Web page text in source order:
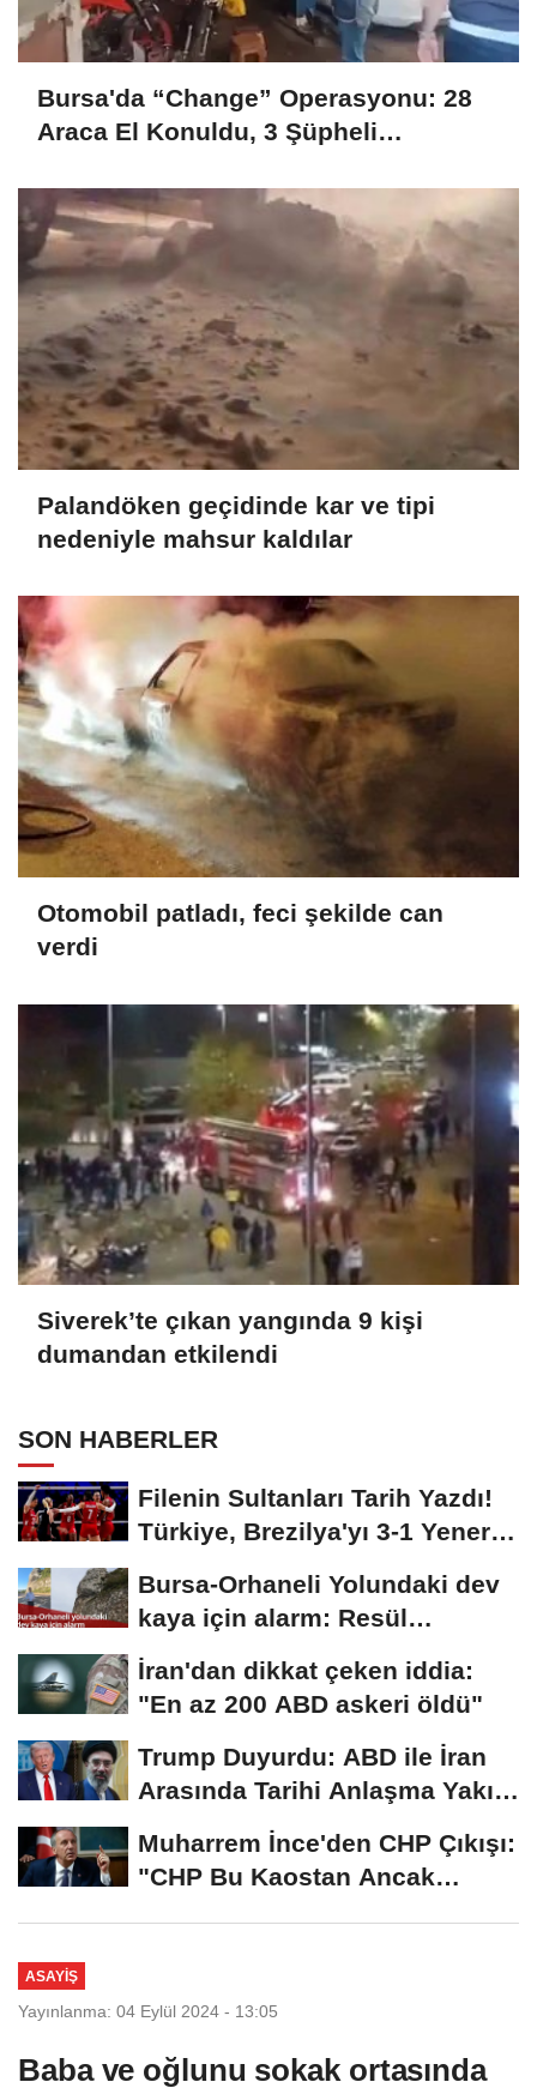
Bursa'da “Change” Operasyonu: 28
Araca El Konuldu, 3 Şüpheli
Palandöken geçidinde kar ve tipi
nedeniyle mahsur kaldılar
Otomobil patladı, feci şekilde can
verdi
Siverek’te çıkan yangında 9 kişi
dumandan etkilendi
SON HABERLER
Filenin Sultanları Tarih Yazdı!
Türkiye, Brezilya'yı 3-1 Yenerek
Bursa-Orhaneli Yolundaki dev
kaya için alarm: Resül
Kaplan'dan yetkililere...
İran'dan dikkat çeken iddia:
"En az 200 ABD askeri öldü"
Trump Duyurdu: ABD ile İran
Arasında Tarihi Anlaşma Yakın!
Muharrem İnce'den CHP Çıkışı:
"CHP Bu Kaostan Ancak
ASAYIŞ
Yayınlanma: 04 Eylül 2024 - 13:05
Baba ve oğlunu sokak ortasında